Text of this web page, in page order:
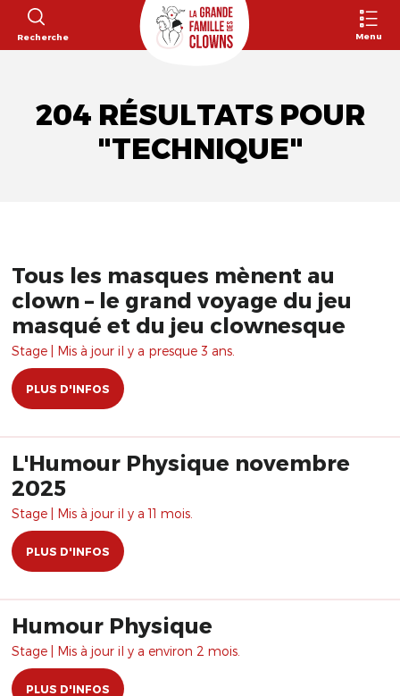
Recherche Menu
204 RÉSULTATS POUR
"TECHNIQUE"
Tous les masques mènent au
clown – le grand voyage du jeu
masqué et du jeu clownesque
Stage | Mis à jour il y a presque 3 ans.
PLUS D'INFOS
L'Humour Physique novembre
2025
Stage | Mis à jour il y a 11 mois.
PLUS D'INFOS
Humour Physique
Stage | Mis à jour il y a environ 2 mois.
PLUS D'INFOS